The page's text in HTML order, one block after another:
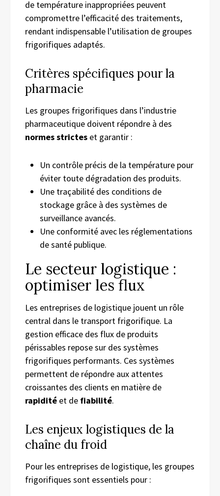
de température inappropriées peuvent
compromettre l’efficacité des traitements,
rendant indispensable l’utilisation de groupes
frigorifiques adaptés.
Critères spécifiques pour la
pharmacie
Les groupes frigorifiques dans l’industrie
pharmaceutique doivent répondre à des
normes strictes et garantir :
Un contrôle précis de la température pour
éviter toute dégradation des produits.
Une traçabilité des conditions de
stockage grâce à des systèmes de
surveillance avancés.
Une conformité avec les réglementations
de santé publique.
Le secteur logistique :
optimiser les flux
Les entreprises de logistique jouent un rôle
central dans le transport frigorifique. La
gestion efficace des flux de produits
périssables repose sur des systèmes
frigorifiques performants. Ces systèmes
permettent de répondre aux attentes
croissantes des clients en matière de
rapidité et de fiabilité.
Les enjeux logistiques de la
chaîne du froid
Pour les entreprises de logistique, les groupes
frigorifiques sont essentiels pour :